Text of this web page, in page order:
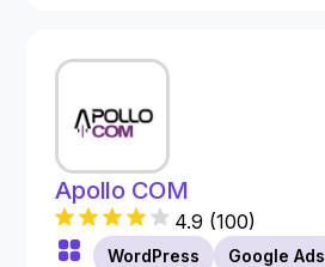
Apollo COM
4.9 (100)
WordPress Google Ads